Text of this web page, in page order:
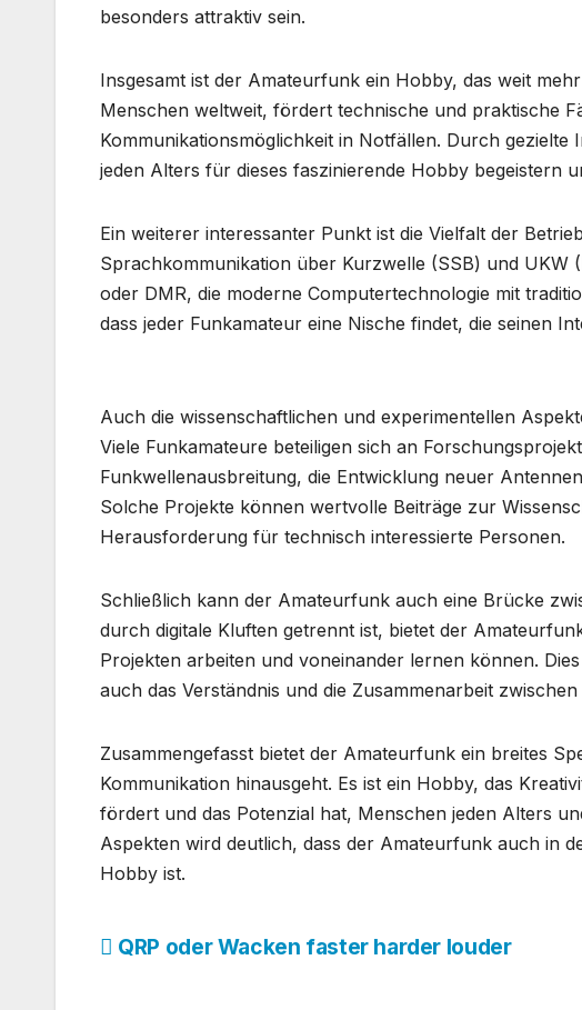
besonders attraktiv sein.
Insgesamt ist der Amateurfunk ein Hobby, das weit
Menschen weltweit, fördert technische und praktische
Kommunikationsmöglichkeit in Notfällen. Durch
jeden Alters für dieses faszinierende Hobby begeistern
Ein weiterer interessanter Punkt ist die Vielfalt der
Sprachkommunikation über Kurzwelle (SSB) und UKW
oder DMR, die moderne Computertechnologie mit
dass jeder Funkamateur eine Nische findet, die seinen
Auch die wissenschaftlichen und experimentellen
Viele Funkamateure beteiligen sich an
Funkwellenausbreitung, die Entwicklung neuer
Solche Projekte können wertvolle Beiträge zur
Herausforderung für technisch interessierte Personen.
Schließlich kann der Amateurfunk auch eine Brücke
durch digitale Kluften getrennt ist, bietet der
Projekten arbeiten und voneinander lernen können.
auch das Verständnis und die Zusammenarbeit
Zusammengefasst bietet der Amateurfunk ein breites
Kommunikation hinausgeht. Es ist ein Hobby, das
fördert und das Potenzial hat, Menschen jeden Alters
Aspekten wird deutlich, dass der Amateurfunk auch in
Hobby ist.
Beitragsnavigation
QRP oder Wacken faster harder louder